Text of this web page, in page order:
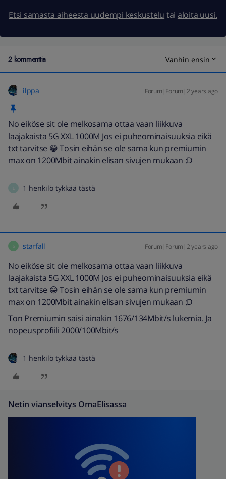
Etsi samasta aiheesta uudempi keskustelu tai aloita uusi.
2 kommenttia Vanhin ensin
ilppa Forum|Forum|2 years ago
No eiköse sit ole melkosama ottaa vaan liikkuva
laajakaista 5G XXL 1000M Jos ei puheominaisuuksia eikä
txt tarvitse 😁 Tosin eihän se ole sama kun premiumin
max on 1200Mbit ainakin elisan sivujen mukaan :D
1 henkilö tykkää tästä
S starfall Forum|Forum|2 years ago
No eiköse sit ole melkosama ottaa vaan liikkuva
laajakaista 5G XXL 1000M Jos ei puheominaisuuksia eikä
txt tarvitse 😁 Tosin eihän se ole sama kun premiumin
max on 1200Mbit ainakin elisan sivujen mukaan :D
Ton Premiumin saisi ainakin 1676/134Mbit/s lukemia. Ja
nopeusprofiili 2000/100Mbit/s
1 henkilö tykkää tästä
Netin vianselvitys OmaElisassa